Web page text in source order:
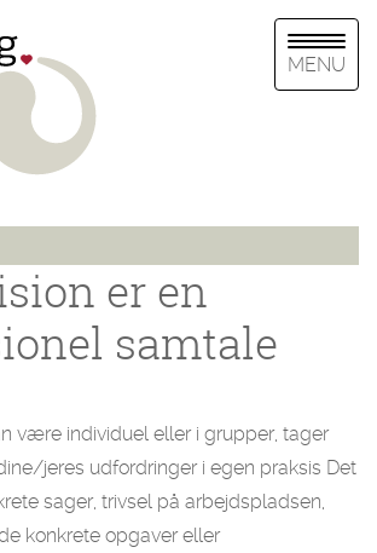
er en
samtale
være individuel eller i grupper, tager
jeres udfordringer i egen praksis Det
sager, trivsel på arbejdspladsen,
konkrete opgaver eller
MENU